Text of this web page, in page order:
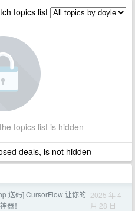
topics list
topics list is hidden
deals, is not hidden
送码] CursorFlow 让你的
器！
2025 年 4
月 28 日